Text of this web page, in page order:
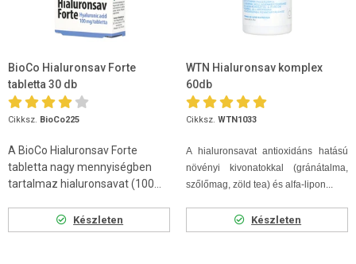
BioCo Hialuronsav Forte
tabletta 30 db
Cikksz. BioCo225
A BioCo Hialuronsav Forte
tabletta nagy mennyiségben
tartalmaz hialuronsavat (100...
Készleten
WTN Hialuronsav komplex
60db
Cikksz. WTN1033
A hialuronsavat antioxidáns hatású
növényi kivonatokkal (gránátalma,
szőlőmag, zöld tea) és alfa-lipon...
Készleten